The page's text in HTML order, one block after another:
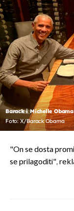
Barack i Michelle Obama
Foto: X/Barack Obama
"On se dosta
se prilagoditi",